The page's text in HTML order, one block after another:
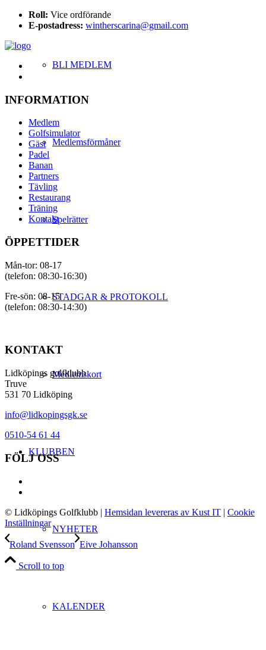
BLI MEDLEM
Medlemsförmåner
Spelrätter
STADGAR & PROTOKOLL
Medlemskort
KLUBBEN
NYHETER
KALENDER
Roll: Vice ordförande
E-postadress: wintherscarina@gmail.com
INFORMATION
Medlem
Golfsimulator
Gäst
Padel
Banan
Partners
Tävling
Restaurang
Träning
Kontakt
ÖPPETTIDER
Mån-tor: 08-17
(telefon: 08:30-16:30)
Fre-sön: 08-15
(telefon: 08:30-14:30)
KONTAKT
Lidköpings golfklubb
Truve
531 70 Lidköping
info@lidkopingsgk.se
0510-54 61 44
FÖLJ OSS
© Lidköpings Golfklubb | Hemsidan levereras av Kust IT | Cookie
Inställningar
Roland Svensson Eive Johansson
Scroll to top